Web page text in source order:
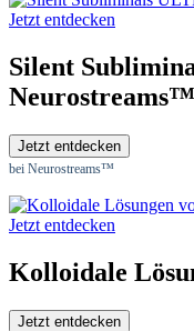
Jetzt entdecken
Silent
Neurostreams™
Jetzt entdecken
bei Neurostreams™
Jetzt entdecken
Kolloidale
Jetzt entdecken